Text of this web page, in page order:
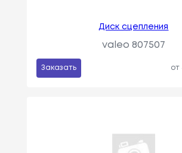
Диск сцепления
valeo 807507
Заказать от